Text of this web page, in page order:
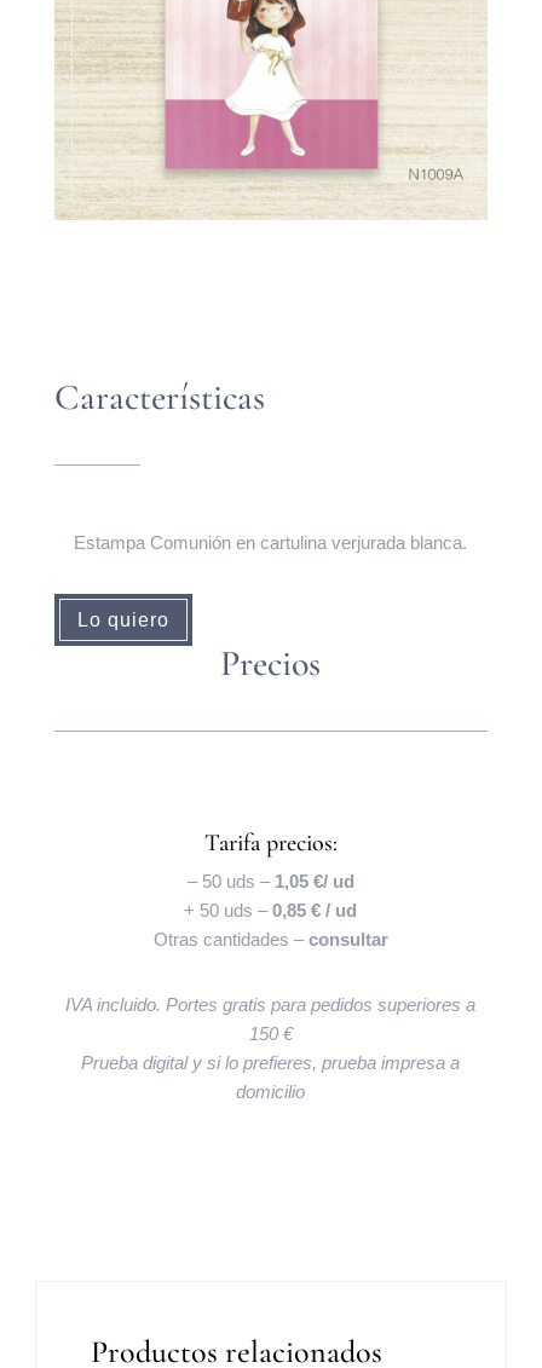
Características
Estampa Comunión en cartulina verjurada blanca.
Lo quiero
Precios
Tarifa precios:
– 50 uds – 1,05 €/ ud
+ 50 uds –0,85 € / ud
Otras cantidades –consultar
IVA incluido. Portes gratis para pedidos superiores a
150 €
Prueba digital y si lo prefieres, prueba impresa a
domicilio
Productos relacionados